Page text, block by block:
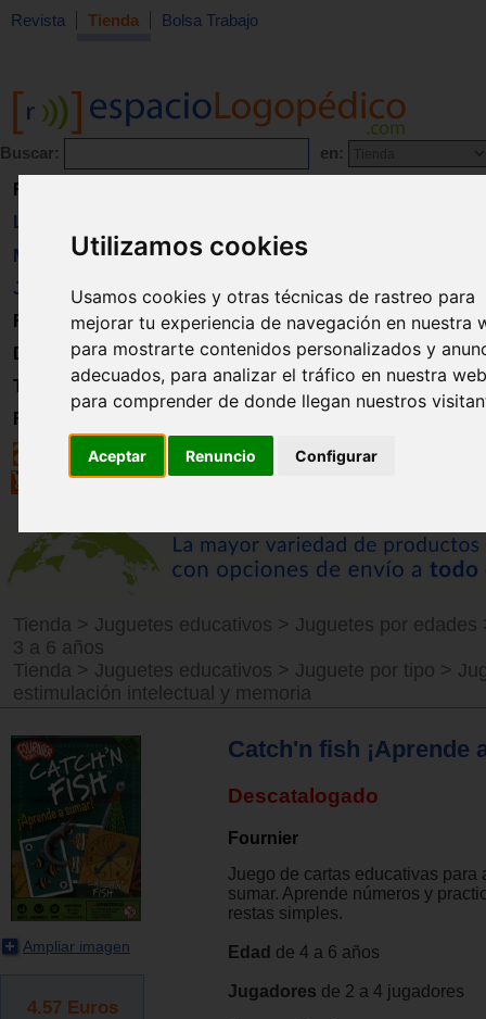
Utilizamos cookies
Usamos cookies y otras técnicas de rastreo para
mejorar tu experiencia de navegación en nuestra
para mostrarte contenidos personalizados y
adecuados, para analizar el tráfico en nuestra
para comprender de donde llegan nuestros
Aceptar Renuncio Configurar
Revista Tienda Bolsa Trabajo
Buscar: en:
Revista
Libros
Material
Juguetes
Formación
Directorio
Trabajo
Registro
Tienda > Juguetes educativos > Juguetes por edades
3 a 6 años
Tienda > Juguetes educativos > Juguete por tipo >
estimulación intelectual y memoria
Ampliar imagen
4.57 Euros
Catch'n fish ¡Aprende
Descatalogado
Fournier
Juego de cartas educativas para
sumar. Aprende números y
restas simples.
Edad de 4 a 6 años
Jugadores de 2 a 4 jugadores